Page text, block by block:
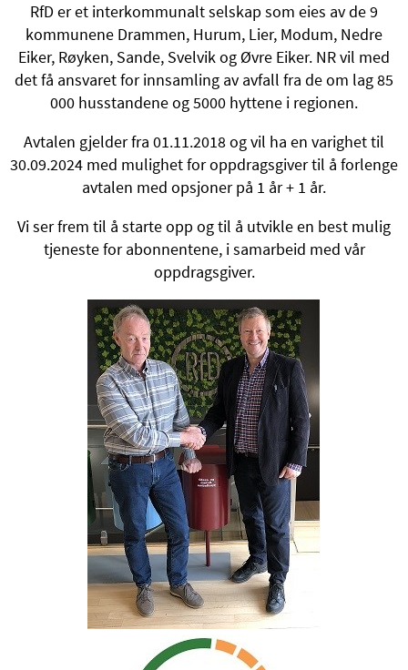
RfD er et interkommunalt selskap som eies av de 9
kommunene Drammen, Hurum, Lier, Modum, Nedre
Eiker, Røyken, Sande, Svelvik og Øvre Eiker. NR vil med
det få ansvaret for innsamling av avfall fra de om lag 85
000 husstandene og 5000 hyttene i regionen.
Avtalen gjelder fra 01.11.2018 og vil ha en varighet til
30.09.2024 med mulighet for oppdragsgiver til å forlenge
avtalen med opsjoner på 1 år + 1 år.
Vi ser frem til å starte opp og til å utvikle en best mulig
tjeneste for abonnentene, i samarbeid med vår
oppdragsgiver.